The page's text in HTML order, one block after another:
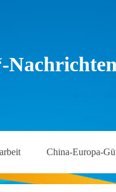
China-Europa-